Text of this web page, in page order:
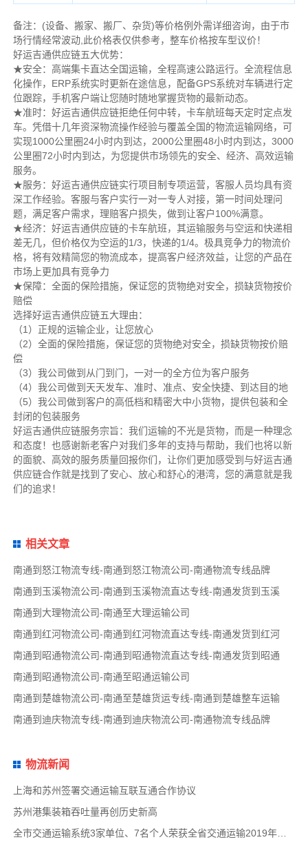
备注： (设备、搬家、搬厂、杂货)等价格例外需详细咨询，由于市
场行情经常波动,此价格表仅供参考，整车价格按车型议价！
好运吉通供应链五大优势：
★安全：高端集卡直达全国运输，全程高速公路运行。全流程信息
化操作，ERP系统实时更新在途信息，配备GPS系统对车辆进行定
位跟踪，手机客户端让您随时随地掌握货物的最新动态。
★准时：好运吉通供应链拒绝任何中转，卡车航班每天定时定点发
车。凭借十几年资深物流操作经验与覆盖全国的物流运输网络，可
实现1000公里圈24小时内到达，2000公里圈48小时内到达，3000
公里圈72小时内到达，为您提供市场领先的安全、经济、高效运输
服务。
★服务：好运吉通供应链实行项目制专项运营，客服人员均具有资
深工作经验。客服与客户实行一对一专人对接，第一时间处理问
题，满足客户需求，理赔客户损失，做到让客户100%满意。
★经济：好运吉通供应链的卡车航班，其运输服务与空运和快递相
差无几，但价格仅为空运的1/3，快递的1/4。极具竞争力的物流价
格，将有效精简您的物流成本，提高客户经济效益，让您的产品在
市场上更加具有竞争力
★保障：全面的保险措施，保证您的货物绝对安全，损缺货物按价
赔偿
选择好运吉通供应链五大理由：
（1）正规的运输企业，让您放心
（2）全面的保险措施，保证您的货物绝对安全，损缺货物按价赔
偿
（3）我公司做到从门到门，一对一的全方位为客户服务
（4）我公司做到天天发车、准时、准点、安全快捷、到达目的地
（5）我公司做到客户的高低档和精密大中小货物，提供包装和全
封闭的包装服务
好运吉通供应链服务宗旨：我们运输的不光是货物，而是一种理念
和态度！也感谢新老客户对我们多年的支持与帮助，我们也将以新
的面貌、高效的服务质量回报你们，让你们更加感受到与好运吉通
供应链合作就是找到了安心、放心和舒心的港湾，您的满意就是我
们的追求！
相关文章
南通到怒江物流专线-南通到怒江物流公司-南通物流专线品牌
南通到玉溪物流公司-南通到玉溪物流直达专线-南通发货到玉溪
南通到大理物流公司-南通至大理运输公司
南通到红河物流公司-南通到红河物流直达专线-南通发货到红河
南通到昭通物流公司-南通到昭通物流直达专线-南通发货到昭通
南通到昭通物流公司-南通至昭通运输公司
南通到楚雄物流公司-南通至楚雄货运专线-南通到楚雄整车运输
南通到迪庆物流专线-南通到迪庆物流公司-南通物流专线品牌
物流新闻
上海和苏州签署交通运输互联互通合作协议
苏州港集装箱吞吐量再创历史新高
全市交通运输系统3家单位、7名个人荣获全省交通运输2019年度扫黑除恶专项斗争先进集体和先